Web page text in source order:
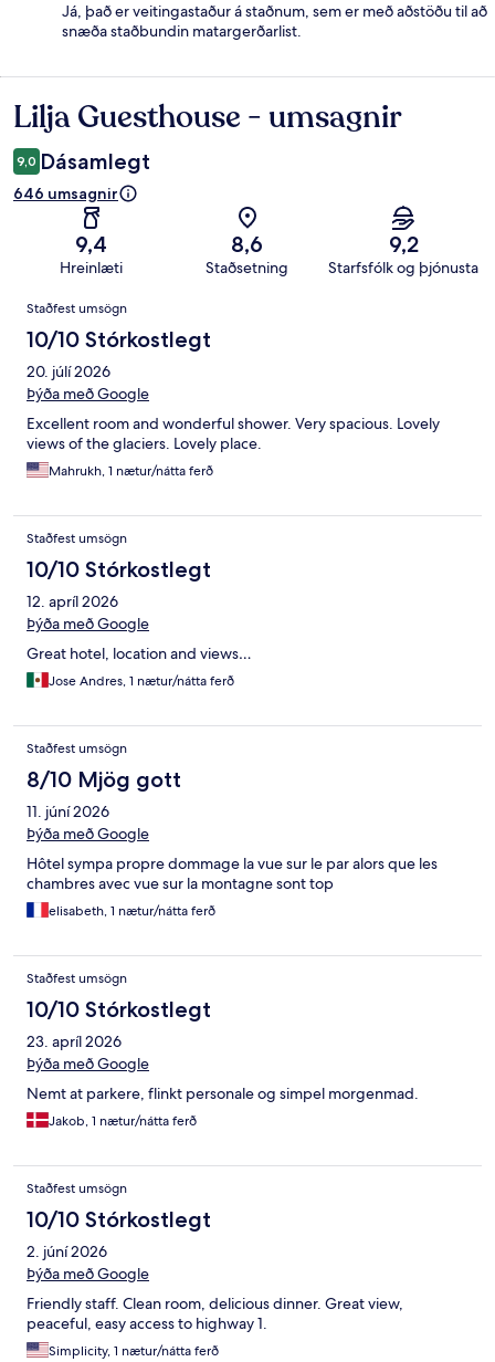
Já, það er veitingastaður á staðnum, sem er með aðstöðu til að
snæða staðbundin matargerðarlist.
Umsagnir
Lilja Guesthouse - umsagnir
9,0 Dásamlegt
646 umsagnir
9,4
Hreinlæti
8,6
Staðsetning
9,2
Starfsfólk og þjónusta
Umsagnir
Staðfest umsögn
10/10 Stórkostlegt
20. júlí 2026
Þýða með Google
Excellent room and wonderful shower. Very spacious. Lovely
views of the glaciers. Lovely place.
Mahrukh, 1 nætur/nátta ferð
Staðfest umsögn
10/10 Stórkostlegt
12. apríl 2026
Þýða með Google
Great hotel, location and views…
Jose Andres, 1 nætur/nátta ferð
Staðfest umsögn
8/10 Mjög gott
11. júní 2026
Þýða með Google
Hôtel sympa propre dommage la vue sur le par alors que les
chambres avec vue sur la montagne sont top
elisabeth, 1 nætur/nátta ferð
Staðfest umsögn
10/10 Stórkostlegt
23. apríl 2026
Þýða með Google
Nemt at parkere, flinkt personale og simpel morgenmad.
Jakob, 1 nætur/nátta ferð
Staðfest umsögn
10/10 Stórkostlegt
2. júní 2026
Þýða með Google
Friendly staff. Clean room, delicious dinner. Great view,
peaceful, easy access to highway 1.
Simplicity, 1 nætur/nátta ferð